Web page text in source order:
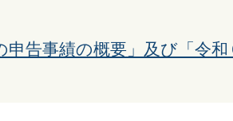
申告事績の概要」及び「令